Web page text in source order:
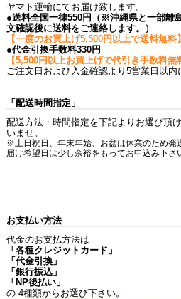
ヤマト運輸にてお届け致します。
●送料全国一律550円（※沖縄県と一部離
文確認後に送料をご連絡します。）
【一度のお買上げ5,500円以上で送料無料】
●代金引換手数料330円
【5,500円以上お買上げで代引き手数料無
ご注文日および入金確認より5営業日以内
「配送時間指定」
配送方法・時間指定を下記よりお選び頂
いませ。
※土日祝日、年末年始、お盆は休業のため発
届け希望日は少し余裕をもってお申込み下さ
お支払い方法
代金のお支払方法は
「各種クレジットカード」
「代金引換」
「銀行振込」
「NP後払い」
の 4種類からお選び下さい。